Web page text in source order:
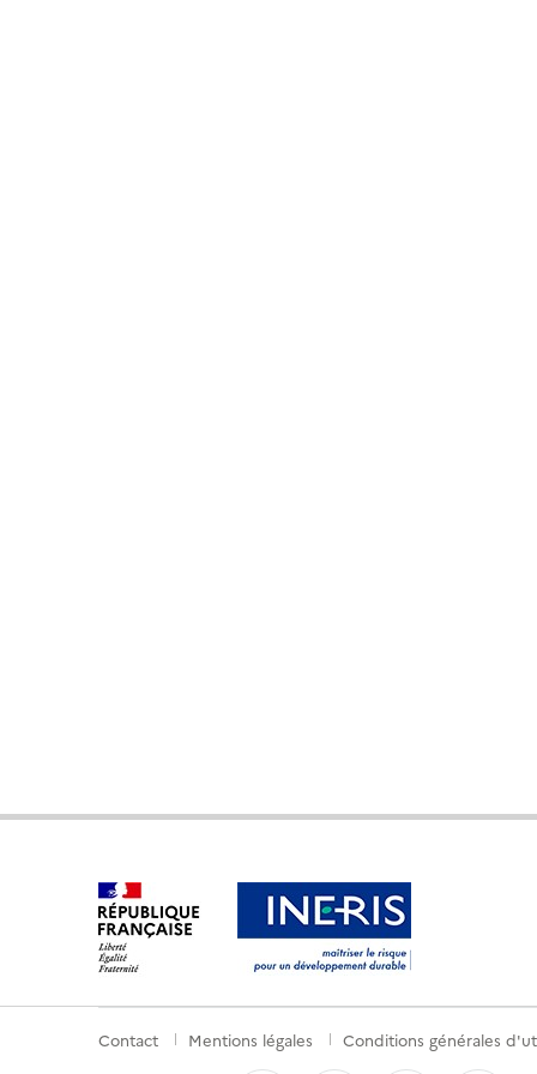
Menu
Contact Mentions légales Conditions générales